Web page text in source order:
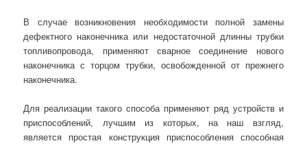
В случае возникновения необходимости полной замены
дефектного наконечника или недостаточной длинны трубки
топливопровода, применяют сварное соединение нового
наконечника с торцом трубки, освобожденной от прежнего
наконечника.
Для реализации такого способа применяют ряд устройств и
приспособлений, лучшим из которых, на наш взгляд,
является простая конструкция приспособления способная